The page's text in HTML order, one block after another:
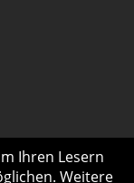
Ihren Lesern
Weitere